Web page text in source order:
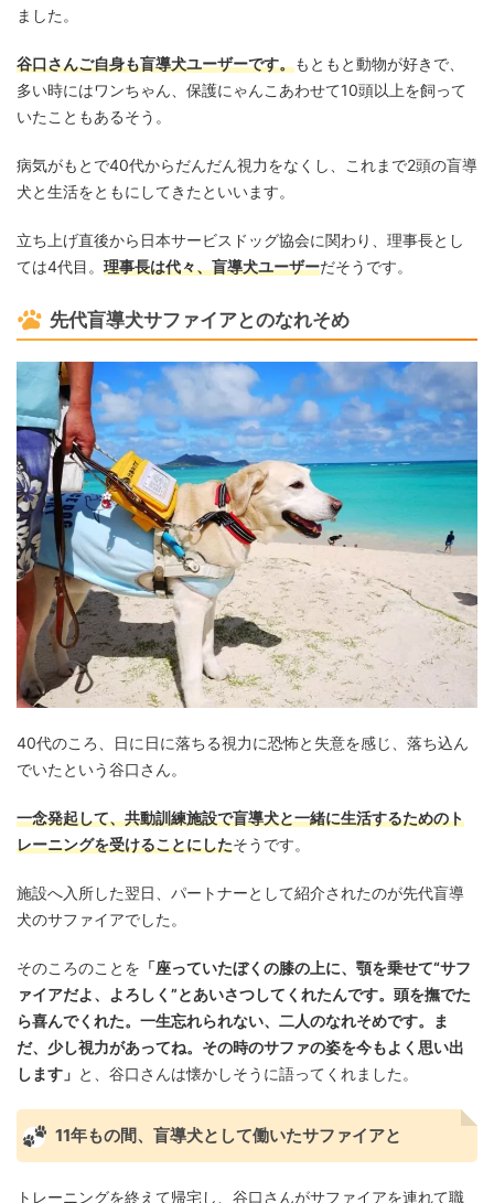
ました。
谷口さんご自身も盲導犬ユーザーです。もともと動物が好きで、
多い時にはワンちゃん、保護にゃんこあわせて10頭以上を飼って
いたこともあるそう。
病気がもとで40代からだんだん視力をなくし、これまで2頭の盲導
犬と生活をともにしてきたといいます。
立ち上げ直後から日本サービスドッグ協会に関わり、理事長とし
ては4代目。 理事長は代々、盲導犬ユーザーだそうです。
先代盲導犬サファイアとのなれそめ
40代のころ、日に日に落ちる視力に恐怖と失意を感じ、落ち込ん
でいたという谷口さん。
一念発起して、共動訓練施設で盲導犬と一緒に生活するためのト
レーニングを受けることにしたそうです。
施設へ入所した翌日、パートナーとして紹介されたのが先代盲導
犬のサファイアでした。
そのころのことを 「座っていたぼくの膝の上に、顎を乗せて“サフ
ァイアだよ、よろしく”とあいさつしてくれたんです。頭を撫でた
ら喜んでくれた。一生忘れられない、二人のなれそめです。ま
だ、少し視力があってね。その時のサファの姿を今もよく思い出
します」 と、谷口さんは懐かしそうに語ってくれました。
11年もの間、盲導犬として働いたサファイアと
トレーニングを終えて帰宅し、谷口さんがサファイアを連れて職